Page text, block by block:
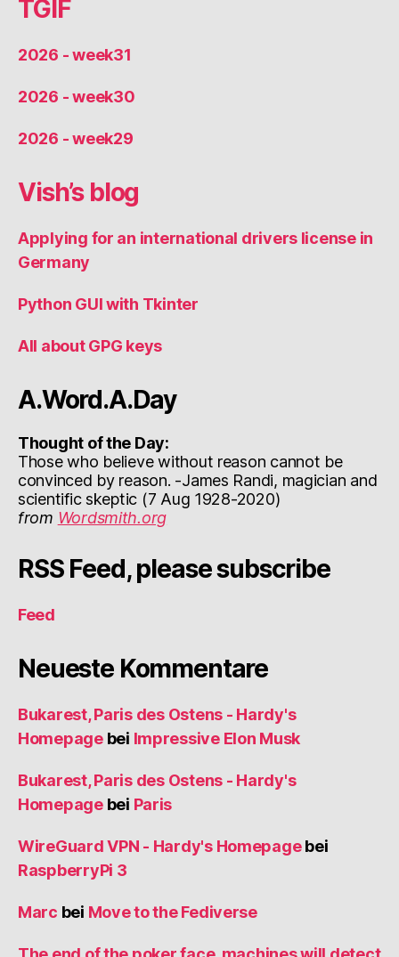
TGIF
2026 - week31
2026 - week30
2026 - week29
Vish’s blog
Applying for an international drivers license in
Germany
Python GUI with Tkinter
All about GPG keys
A.Word.A.Day
Thought of the Day:
Those who believe without reason cannot be
convinced by reason. -James Randi, magician and
scientific skeptic (7 Aug 1928-2020)
from Wordsmith.org
RSS Feed, please subscribe
Feed
Neueste Kommentare
Bukarest, Paris des Ostens - Hardy's
Homepagebei Impressive Elon Musk
Bukarest, Paris des Ostens - Hardy's
Homepagebei Paris
WireGuard VPN - Hardy's Homepagebei
RaspberryPi 3
Marc bei Move to the Fediverse